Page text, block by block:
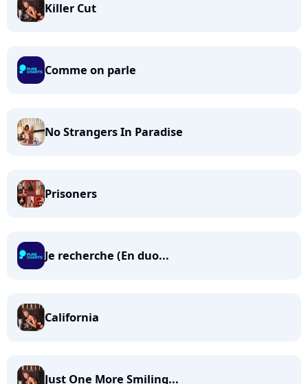
Killer Cut
Comme on parle
No Strangers In Paradise
Prisoners
Je recherche (En duo...
California
Just One More Smiling...